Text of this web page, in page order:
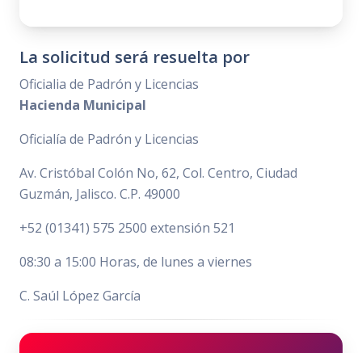
La solicitud será resuelta por
Oficialia de Padrón y Licencias
Hacienda Municipal
Oficialía de Padrón y Licencias
Av. Cristóbal Colón No, 62, Col. Centro, Ciudad
Guzmán, Jalisco. C.P. 49000
+52 (01341) 575 2500 extensión 521
08:30 a 15:00 Horas, de lunes a viernes
C. Saúl López García